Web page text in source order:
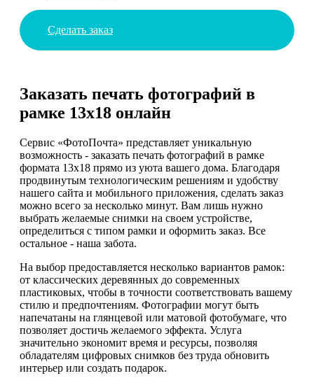
Сделать заказ
Заказать печать фотографий в
рамке 13х18 онлайн
Сервис «ФотоПочта» представляет уникальную
возможность - заказать печать фотографий в рамке
формата 13х18 прямо из уюта вашего дома. Благодаря
продвинутым технологическим решениям и удобству
нашего сайта и мобильного приложения, сделать заказ
можно всего за несколько минут. Вам лишь нужно
выбрать желаемые снимки на своем устройстве,
определиться с типом рамки и оформить заказ. Все
остальное - наша забота.
На выбор предоставляется несколько вариантов рамок:
от классических деревянных до современных
пластиковых, чтобы в точности соответствовать вашему
стилю и предпочтениям. Фотографии могут быть
напечатаны на глянцевой или матовой фотобумаге, что
позволяет достичь желаемого эффекта. Услуга
значительно экономит время и ресурсы, позволяя
обладателям цифровых снимков без труда обновить
интерьер или создать подарок.